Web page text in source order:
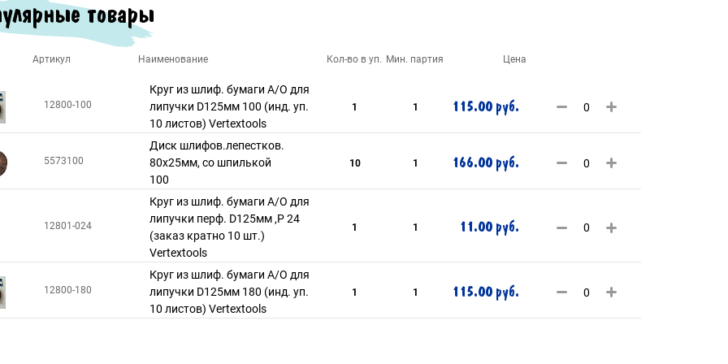
товары
Артикул Наименование Кол-во в уп. Мин. партия Цена
12800-100
Круг из шлиф. бумаги А/О для
липучки D125мм 100 (инд. уп.
10 листов) Vertextools
1 1 115.00 руб.
5573100
Диск шлифов.лепестков.
80х25мм, со шпилькой
100
10 1 166.00 руб.
12801-024
Круг из шлиф. бумаги А/О для
липучки перф. D125мм ,Р 24
(заказ кратно 10 шт.)
Vertextools
1 1 11.00 руб.
12800-180
Круг из шлиф. бумаги А/О для
липучки D125мм 180 (инд. уп.
10 листов) Vertextools
1 1 115.00 руб.